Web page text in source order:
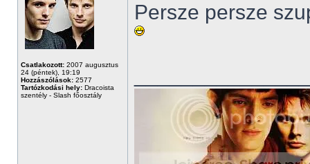
Csatlakozott: 2007 augusztus
24 (péntek), 19:19
Hozzászólások: 2577
Tartózkodási hely: Dracoista
szentély - Slash főosztály
Persze persze